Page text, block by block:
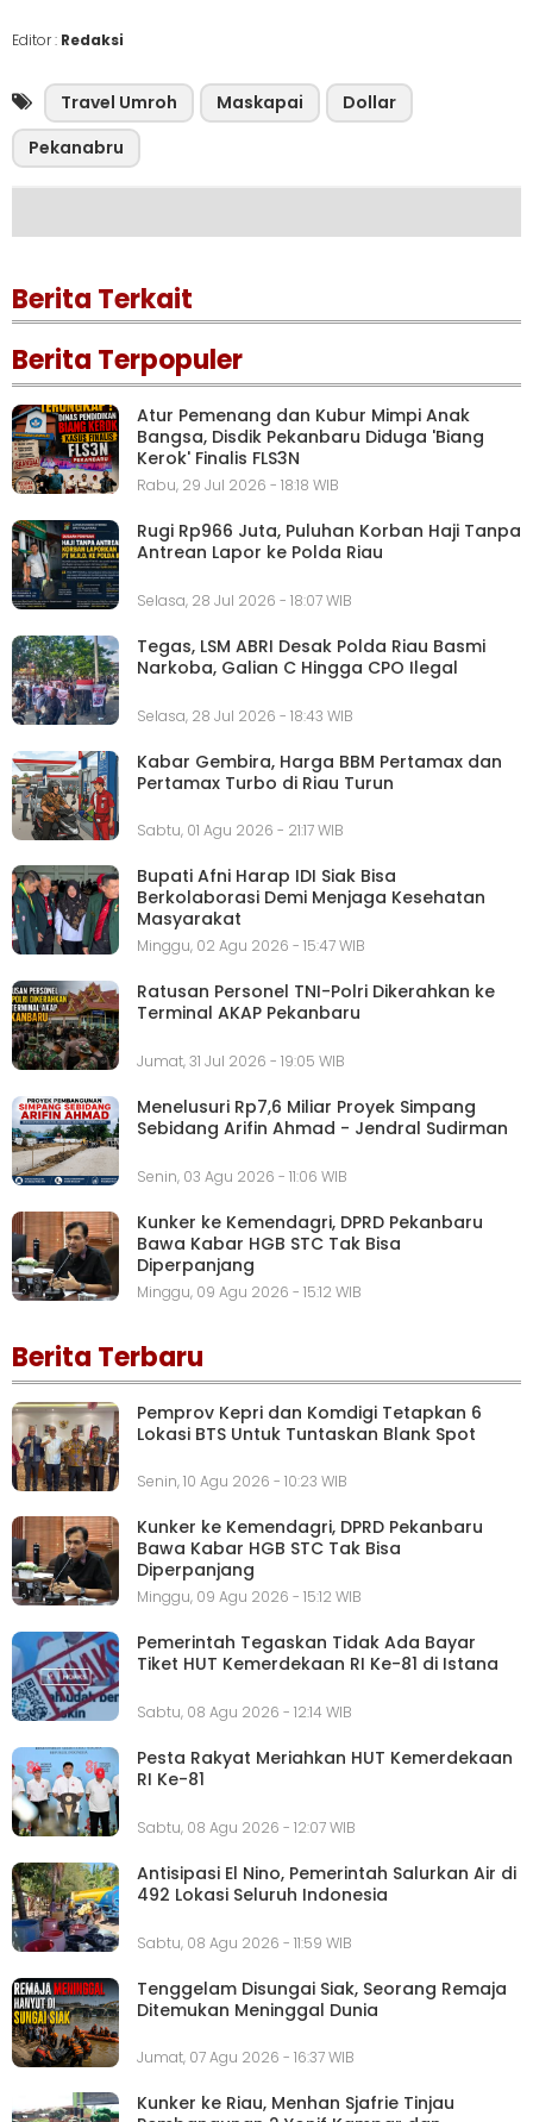
Editor : Redaksi
Travel Umroh Maskapai
Dollar
Pekanabru
Berita Terkait
Berita Terpopuler
Atur Pemenang dan Kubur Mimpi Anak
Bangsa, Disdik Pekanbaru Diduga 'Biang
Kerok' Finalis FLS3N
Rabu, 29 Jul 2026 - 18:18 WIB
Rugi Rp966 Juta, Puluhan Korban Haji Tanpa
Antrean Lapor ke Polda Riau
Selasa, 28 Jul 2026 - 18:07 WIB
Tegas, LSM ABRI Desak Polda Riau Basmi
Narkoba, Galian C Hingga CPO Ilegal
Selasa, 28 Jul 2026 - 18:43 WIB
Kabar Gembira, Harga BBM Pertamax dan
Pertamax Turbo di Riau Turun
Sabtu, 01 Agu 2026 - 21:17 WIB
Bupati Afni Harap IDI Siak Bisa
Berkolaborasi Demi Menjaga Kesehatan
Masyarakat
Minggu, 02 Agu 2026 - 15:47 WIB
Ratusan Personel TNI-Polri Dikerahkan ke
Terminal AKAP Pekanbaru
Jumat, 31 Jul 2026 - 19:05 WIB
Menelusuri Rp7,6 Miliar Proyek Simpang
Sebidang Arifin Ahmad - Jendral Sudirman
Senin, 03 Agu 2026 - 11:06 WIB
Kunker ke Kemendagri, DPRD Pekanbaru
Bawa Kabar HGB STC Tak Bisa
Diperpanjang
Minggu, 09 Agu 2026 - 15:12 WIB
Berita Terbaru
Pemprov Kepri dan Komdigi Tetapkan 6
Lokasi BTS Untuk Tuntaskan Blank Spot
Senin, 10 Agu 2026 - 10:23 WIB
Kunker ke Kemendagri, DPRD Pekanbaru
Bawa Kabar HGB STC Tak Bisa
Diperpanjang
Minggu, 09 Agu 2026 - 15:12 WIB
Pemerintah Tegaskan Tidak Ada Bayar
Tiket HUT Kemerdekaan RI Ke-81 di Istana
Sabtu, 08 Agu 2026 - 12:14 WIB
Pesta Rakyat Meriahkan HUT Kemerdekaan
RI Ke-81
Sabtu, 08 Agu 2026 - 12:07 WIB
Antisipasi El Nino, Pemerintah Salurkan Air di
492 Lokasi Seluruh Indonesia
Sabtu, 08 Agu 2026 - 11:59 WIB
Tenggelam Disungai Siak, Seorang Remaja
Ditemukan Meninggal Dunia
Jumat, 07 Agu 2026 - 16:37 WIB
Kunker ke Riau, Menhan Sjafrie Tinjau